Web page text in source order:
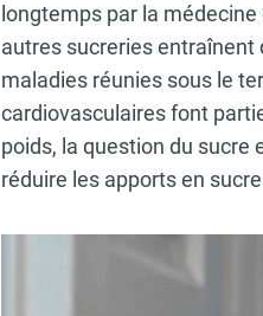
longtemps par la
autres sucreries
maladies réunies sous le
cardiovasculaires font
poids, la question du sucre
réduire les apports en